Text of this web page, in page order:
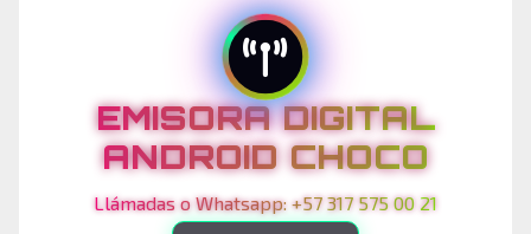
EMISORA DIGITAL
ANDROID CHOCO
Llámadas o Whatsapp: +57 317 575 00 21